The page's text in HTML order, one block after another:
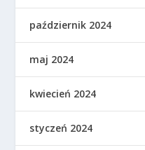
październik 2024
maj 2024
kwiecień 2024
styczeń 2024